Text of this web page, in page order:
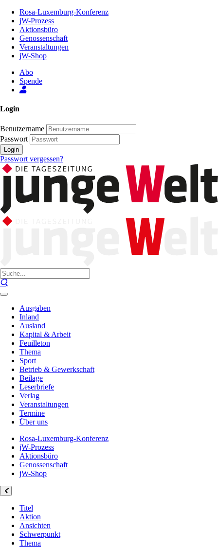
Inhalt
Seite
Rosa-Luxemburg-Konferenz
jW-Prozess
Aktionsbüro
Genossenschaft
Veranstaltungen
jW-Shop
Abo
Spende
Login
Benutzername
Passwort
Login
Passwort vergessen?
Ausgaben
Inland
Ausland
Kapital & Arbeit
Feuilleton
Thema
Sport
Betrieb & Gewerkschaft
Beilage
Leserbriefe
Verlag
Veranstaltungen
Termine
Über uns
Rosa-Luxemburg-Konferenz
jW-Prozess
Aktionsbüro
Genossenschaft
jW-Shop
Titel
Aktion
Ansichten
Schwerpunkt
Thema